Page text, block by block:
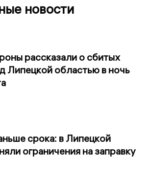
новости
рассказали о сбитых
Липецкой областью в ночь
срока: в Липецкой
ограничения на заправку